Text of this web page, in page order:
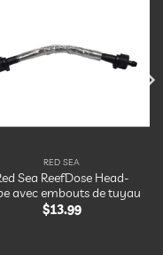
d’envies
RED SEA
Sea ReefDose Head-
avec embouts de tuyau
$13.99